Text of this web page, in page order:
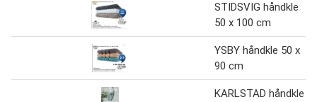
STIDSVIG håndkle
50 x 100 cm
YSBY håndkle 50 x
90 cm
KARLSTAD håndkle